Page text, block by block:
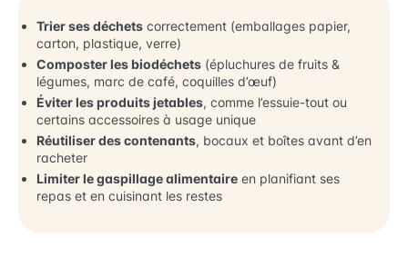
Trier ses déchets correctement (emballages papier,
carton, plastique, verre)
Composter les biodéchets (épluchures de fruits &
légumes, marc de café, coquilles d’œuf)
Éviter les produits jetables, comme l’essuie-tout ou
certains accessoires à usage unique
Réutiliser des contenants, bocaux et boîtes avant d’en
racheter
Limiter le gaspillage alimentaire en planifiant ses
repas et en cuisinant les restes